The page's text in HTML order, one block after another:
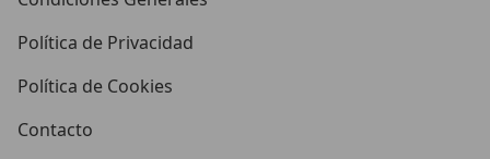
Política de Privacidad
Política de Cookies
Contacto